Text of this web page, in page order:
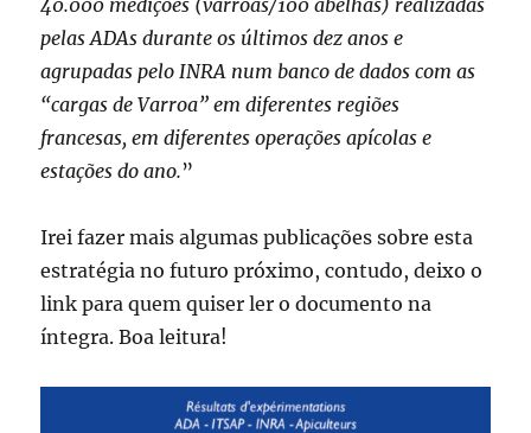
40.000 medições (varroas/100 abelhas) realizadas
pelas ADAs durante os últimos dez anos e
agrupadas pelo INRA num banco de dados com as
“cargas de Varroa” em diferentes regiões
francesas, em diferentes operações apícolas e
estações do ano.”
Irei fazer mais algumas publicações sobre esta
estratégia no futuro próximo, contudo, deixo o
link para quem quiser ler o documento na
íntegra. Boa leitura!